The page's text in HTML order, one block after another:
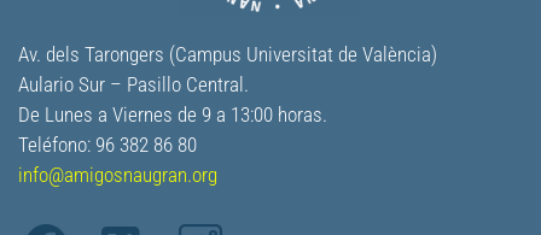
Av. dels Tarongers (Campus Universitat de València)
Aulario Sur – Pasillo Central.
De Lunes a Viernes de 9 a 13:00 horas.
Teléfono: 96 382 86 80
info@amigosnaugran.org